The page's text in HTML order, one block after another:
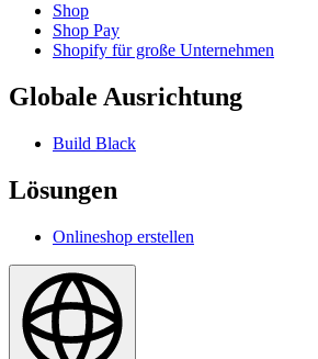
Shop
Shop Pay
Shopify für große Unternehmen
Globale Ausrichtung
Build Black
Lösungen
Onlineshop erstellen